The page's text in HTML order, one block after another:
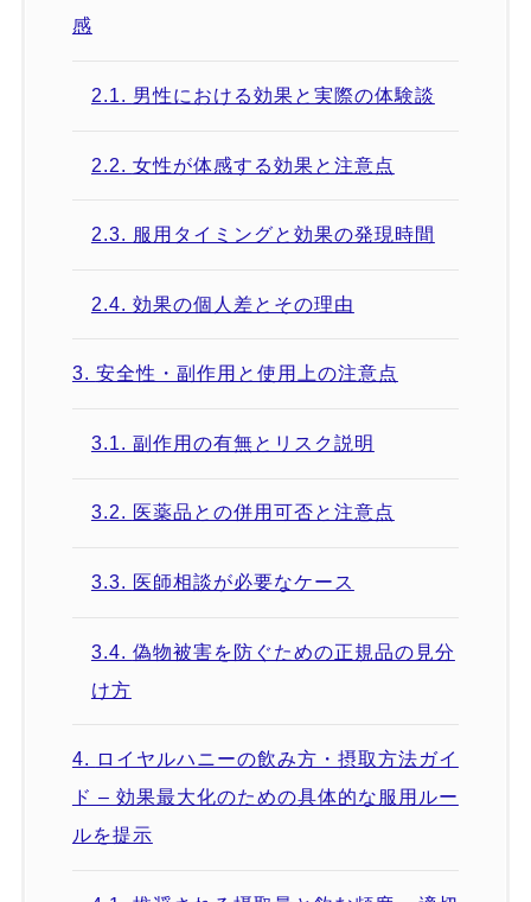
感
2.1. 男性における効果と実際の体験談
2.2. 女性が体感する効果と注意点
2.3. 服用タイミングと効果の発現時間
2.4. 効果の個人差とその理由
3. 安全性・副作用と使用上の注意点
3.1. 副作用の有無とリスク説明
3.2. 医薬品との併用可否と注意点
3.3. 医師相談が必要なケース
3.4. 偽物被害を防ぐための正規品の見分
け方
4. ロイヤルハニーの飲み方・摂取方法ガイ
ド – 効果最大化のための具体的な服用ルー
ルを提示